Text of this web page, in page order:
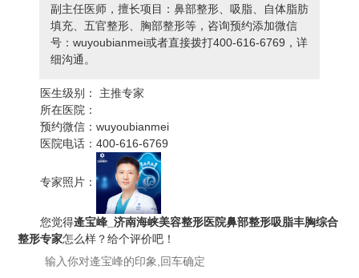
副主任医师，擅长项目：鼻部整形、吸脂、自体脂肪
填充、五官整形、胸部整形等，咨询预约添加微信
号：wuyoubianmei或者直接拨打400-616-6769，详
细沟通。
医生级别：
主推专家
所在医院：
预约微信：wuyoubianmei
医院电话：400-616-6769
专家照片：
您觉得逄宝峰_济南海峡美容整形医院鼻部整形吸脂丰胸综合
整形专家怎么样？给个评价吧！